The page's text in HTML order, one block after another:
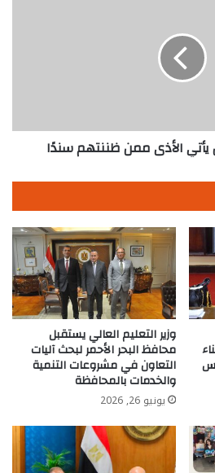
يأتي الأذى ممن ظننتهم سندًا
وزير التعليم العالي يستقبل
محافظ البحر الأحمر لبحث آليات
التعاون في مشروعات التنمية
والخدمات بالمحافظة
يونيو 26, 2026